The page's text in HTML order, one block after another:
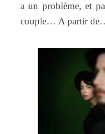
a un problème, et
couple… A partir